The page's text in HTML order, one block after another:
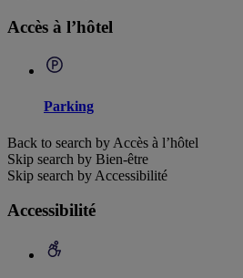
Accès à l’hôtel
Parking
Back to search by Accès à l’hôtel
Skip search by Bien-être
Skip search by Accessibilité
Accessibilité